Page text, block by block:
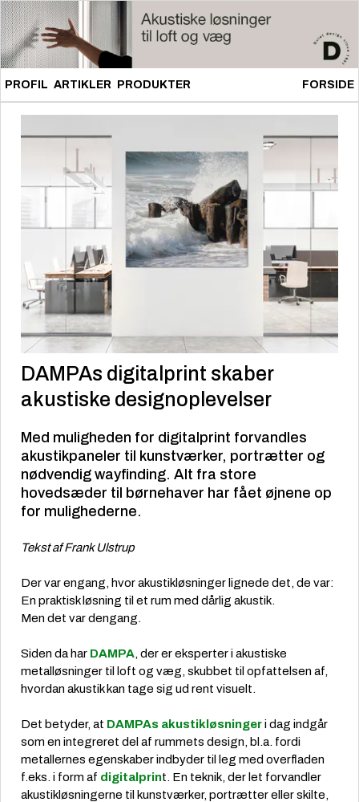
PROFIL ARTIKLER PRODUKTER FORSIDE
DAMPAs digitalprint skaber
akustiske designoplevelser
Med muligheden for digitalprint forvandles
akustikpaneler til kunstværker, portrætter og
nødvendig wayfinding. Alt fra store
hovedsæder til børnehaver har fået øjnene op
for mulighederne.
Tekst af Frank Ulstrup
Der var engang, hvor akustikløsninger lignede det, de var:
En praktisk løsning til et rum med dårlig akustik.
Men det var dengang.
Siden da har DAMPA, der er eksperter i akustiske
metalløsninger til loft og væg, skubbet til opfattelsen af,
hvordan akustik kan tage sig ud rent visuelt.
Det betyder, at DAMPAs akustikløsningeri dag indgår
som en integreret del af rummets design, bl.a. fordi
metallernes egenskaber indbyder til leg med overfladen
f.eks. i form af digitalprint. En teknik, der let forvandler
akustikløsningerne til kunstværker, portrætter eller skilte,